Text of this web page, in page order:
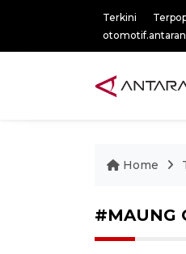
Terkini
Home
#MAUNG